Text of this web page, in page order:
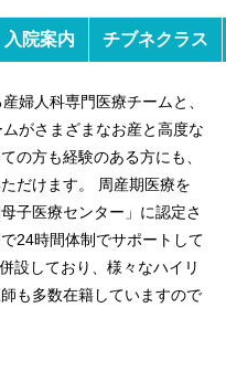
入院案内 チブネクラス
婦人科専門医療チームと、
がさまざまなお産と高度な
の方も経験のある方にも、
だけます。 周産期医療を
子医療センター」に認定さ
24時間体制でサポートして
設しており、様々なハイリ
も多数在籍していますので